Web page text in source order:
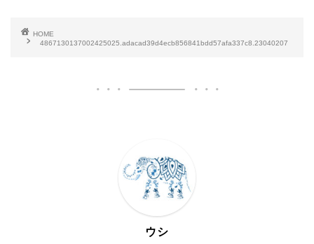
HOME
4867130137002425025.adacad39d4ecb856841bdd57afa337c8.23040207
ウシ